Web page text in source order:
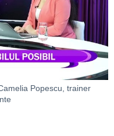
Popescu, trainer